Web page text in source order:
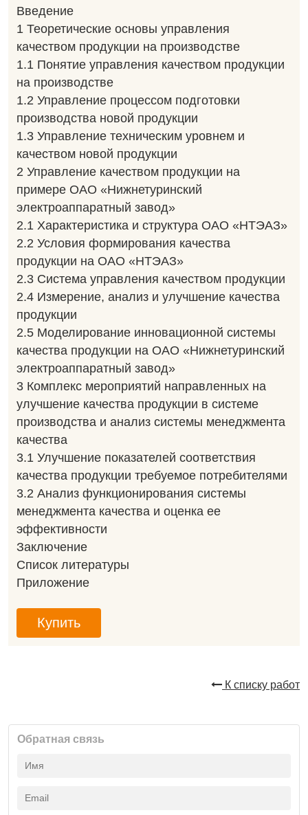
Введение
1 Теоретические основы управления
качеством продукции на производстве
1.1 Понятие управления качеством продукции
на производстве
1.2 Управление процессом подготовки
производства новой продукции
1.3 Управление техническим уровнем и
качеством новой продукции
2 Управление качеством продукции на
примере ОАО «Нижнетуринский
электроаппаратный завод»
2.1 Характеристика и структура ОАО «НТЭАЗ»
2.2 Условия формирования качества
продукции на ОАО «НТЭАЗ»
2.3 Система управления качеством продукции
2.4 Измерение, анализ и улучшение качества
продукции
2.5 Моделирование инновационной системы
качества продукции на ОАО «Нижнетуринский
электроаппаратный завод»
3 Комплекс мероприятий направленных на
улучшение качества продукции в системе
производства и анализ системы менеджмента
качества
3.1 Улучшение показателей соответствия
качества продукции требуемое потребителями
3.2 Анализ функционирования системы
менеджмента качества и оценка ее
эффективности
Заключение
Список литературы
Приложение
Купить
К списку работ
Обратная связь